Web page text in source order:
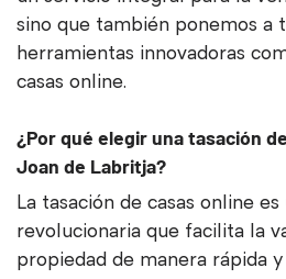
sino que también ponemos a
herramientas innovadoras
casas online.
¿Por qué elegir una tasación
Joan de Labritja?
La tasación de casas online
revolucionaria que facilita la
propiedad de manera rápida